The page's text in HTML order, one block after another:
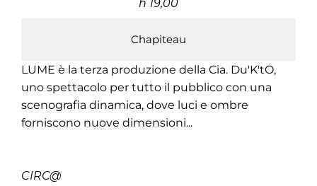
h 19,00
Chapiteau
LUME è la terza produzione della Cia. Du'K'tO,
uno spettacolo per tutto il pubblico con una
scenografia dinamica, dove luci e ombre
forniscono nuove dimensioni...
CIRC@